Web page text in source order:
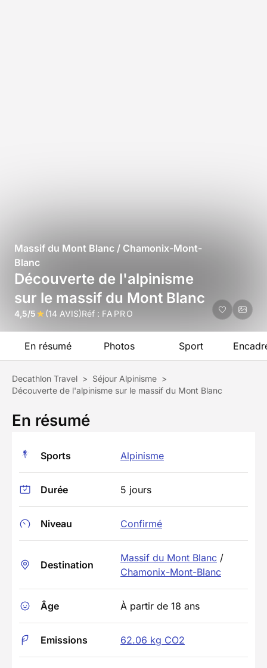
Massif du Mont Blanc / Chamonix-Mont-
Blanc
Découverte de l'alpinisme
sur le massif du Mont Blanc
4,5/5 (14 AVIS)Réf : FAPRO
En résumé Photos Sport
Decathlon Travel > Séjour Alpinisme >
Découverte de l'alpinisme sur le massif du Mont Blanc
En résumé
Sports Alpinisme
Durée 5 jours
Niveau Confirmé
Destination
Massif du Mont Blanc /
Chamonix-Mont-Blanc
Âge À partir de 18 ans
Emissions 62.06 kg CO2